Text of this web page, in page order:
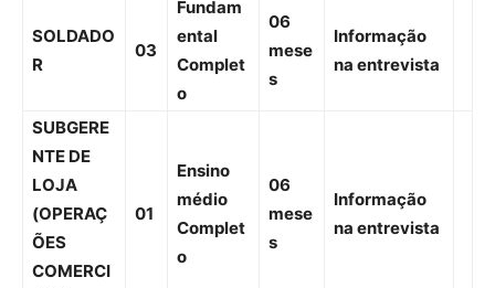
SOLDADO
R
03
Fundam
ental
Complet
o
06
mese
s
Informação
na entrevista
SUBGERE
NTE DE
LOJA
(OPERAÇ
ÕES
COMERCI
01
Ensino
médio
Complet
o
06
mese
s
Informação
na entrevista